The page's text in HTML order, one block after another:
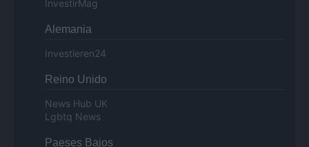
InvestirMag
Alemania
Investieren24
Reino Unido
News Hub UK
Lgbtq News
Paeses Bajos